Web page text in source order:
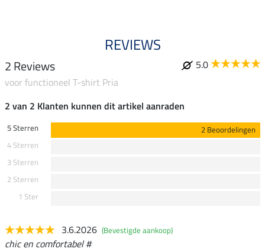
REVIEWS
2 Reviews
5.0
voor functioneel T-shirt Pria
2 van 2 Klanten kunnen dit artikel aanraden
5 Sterren
2 Beoordelingen
4 Sterren
3 Sterren
2 Sterren
1 Ster
3.6.2026 (Bevestigde aankoop)
chic en comfortabel #